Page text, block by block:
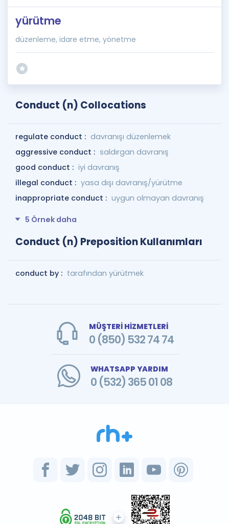
yürütme
düzenleme, idare etme, yönetme
Conduct (n) Collocations
regulate conduct : davranışı düzenlemek
aggressive conduct : saldırgan davranış
good conduct : iyi davranış
illegal conduct : yasa dışı davranış/yürütme
inappropriate conduct : uygun olmayan davranış
5 Örnek daha
Conduct (n) Preposition Kullanımları
conduct by : tarafından yürütmek
MÜŞTERİ HİZMETLERİ
0 (850) 532 74 74
WHATSAPP YARDIM
0 (532) 365 01 08